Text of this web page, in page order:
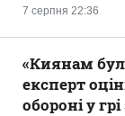
7 серпня 22:36
«Киянам
експерт
обороні у